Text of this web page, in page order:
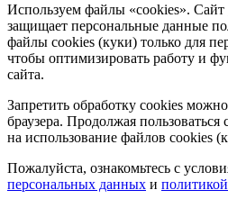
Используем файлы «cookies». Сайт
защищает персональные данные
файлы cookies (куки) только для
чтобы оптимизировать работу и
сайта.
Запретить обработку cookies
браузера. Продолжая пользоваться
на использование файлов cookies
Пожалуйста, ознакомьтесь с
персональных данных и